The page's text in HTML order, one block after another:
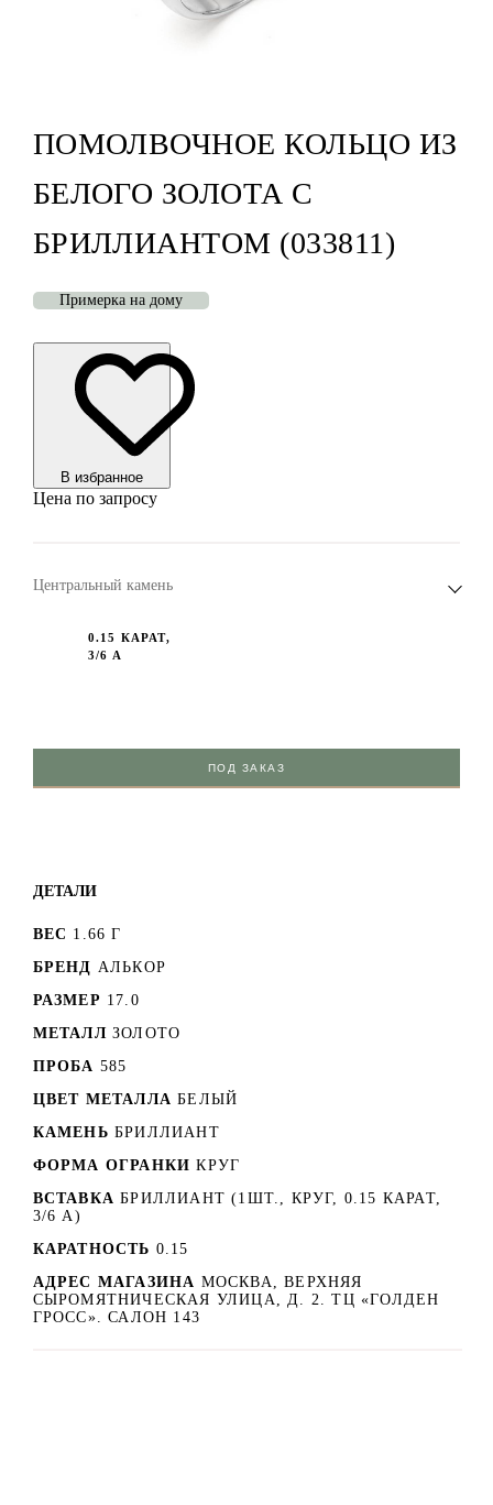
ПОМОЛВОЧНОЕ КОЛЬЦО ИЗ
БЕЛОГО ЗОЛОТА С
БРИЛЛИАНТОМ (033811)
Примерка на дому
В избранноe
Цена по запросу
Центральный камень
0.15 КАРАТ,
3/6 А
ПОД ЗАКАЗ
ДЕТАЛИ
ВЕС 1.66 Г
БРЕНД АЛЬКОР
РАЗМЕР 17.0
МЕТАЛЛ ЗОЛОТО
ПРОБА 585
ЦВЕТ МЕТАЛЛА БЕЛЫЙ
КАМЕНЬ БРИЛЛИАНТ
ФОРМА ОГРАНКИ КРУГ
ВСТАВКА БРИЛЛИАНТ (1ШТ., КРУГ, 0.15 КАРАТ,
3/6 А)
КАРАТНОСТЬ 0.15
АДРЕС МАГАЗИНА МОСКВА, ВЕРХНЯЯ
СЫРОМЯТНИЧЕСКАЯ УЛИЦА, Д. 2. ТЦ «ГОЛДЕН
ГРОСС». САЛОН 143